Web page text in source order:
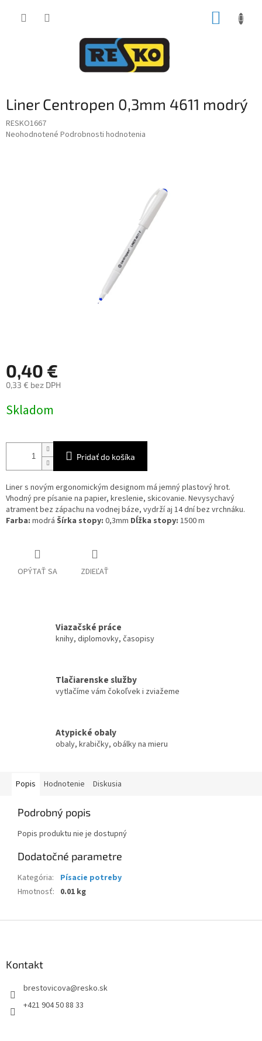
Liner Centropen 0,3mm 4611 modrý
RESKO1667
Priemerné
Neohodnotené Podrobnosti hodnotenia
0,40 €
0,33 € bez DPH
cena:
Skladom
Pridať do košíka
Liner s novým ergonomickým designom má jemný plastový hrot.
Vhodný pre písanie na papier, kreslenie, skicovanie. Nevysychavý
atrament bez zápachu na vodnej báze, vydrží aj 14 dní bez vrchnáku.
Farba: modrá Šírka stopy: 0,3mm Dĺžka stopy: 1500 m
OPÝTAŤ SA ZDIEĽAŤ
Viazačské práce
knihy, diplomovky, časopisy
Tlačiarenske služby
vytlačíme vám čokoľvek i zviažeme
Atypické obaly
obaly, krabičky, obálky na mieru
Popis Hodnotenie Diskusia
Podrobný popis
Popis produktu nie je dostupný
Dodatočné parametre
Kategória:
Písacie potreby
Hmotnosť: 0.01 kg
Kontakt
brestovicova@resko.sk
+421 904 50 88 33